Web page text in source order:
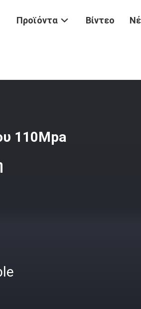
Προϊόντα Βίντεο
110Mpa